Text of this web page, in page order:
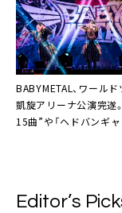
BABYMETAL、ワール
凱旋アリーナ公演完遂
15曲”や「ヘドバンギャ
Editor’s